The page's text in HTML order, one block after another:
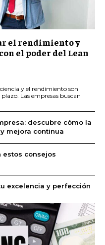
el rendimiento y
el poder del Lean
y el rendimiento son
Las empresas buscan
descubre cómo la
mejora continua
consejos
excelencia y perfección